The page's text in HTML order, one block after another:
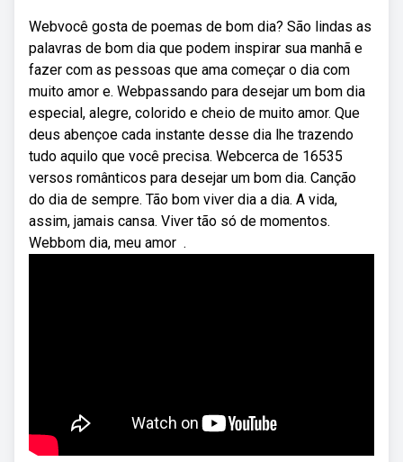
Webvocê gosta de poemas de bom dia? São lindas as
palavras de bom dia que podem inspirar sua manhã e
fazer com as pessoas que ama começar o dia com
muito amor e. Web⁠⁠passando para desejar um bom dia
especial, alegre, colorido e cheio de muito amor. Que
deus abençoe cada instante desse dia lhe trazendo
tudo aquilo que você precisa. Webcerca de 16535
versos românticos para desejar um bom dia. Canção
do dia de sempre. Tão bom viver dia a dia. A vida,
assim, jamais cansa. Viver tão só de momentos.
Webbom dia, meu amor ️ ️.